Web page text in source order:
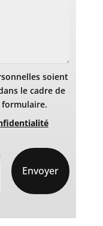
soient
le cadre de
formulaire.
Envoyer